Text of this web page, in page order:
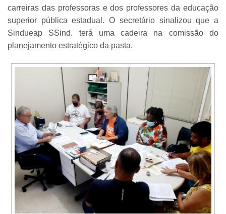
carreiras das professoras e dos professores da educação
superior pública estadual. O secretário sinalizou que a
Sindueap SSind. terá uma cadeira na comissão do
planejamento estratégico da pasta.